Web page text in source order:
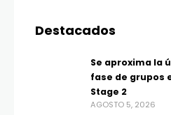
Destacados
Se aproxima la
fase de grupos
Stage 2
AGOSTO 5, 2026